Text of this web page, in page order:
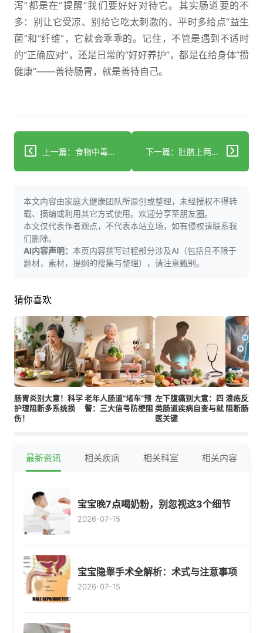
泻”都是在“提醒”我们要好好对待它。其实肠道要的不
多：别让它受凉、别给它吃太刺激的、平时多给点“益生
菌”和“纤维”，它就会乖乖的。记住，不管是遇到不适时
的“正确应对”，还是日常的“好好养护”，都是在给身体“攒
健康”——善待肠胃，就是善待自己。
上一篇：食物中毒犯恶心腹泻？科学应对助恢复 下一篇：肚脐上两肋中间胀痛？警惕十二指肠溃疡
本文内容由家庭大健康团队所原创或整理，未经授权不得转
载、摘编或利用其它方式使用。欢迎分享至朋友圈。
本文仅代表作者观点，不代表本站立场，如有侵权请联系我
们删除。
AI内容声明： 本页内容撰写过程部分涉及AI（包括且不限于
题材，素材，提纲的搜集与整理），请注意甄别。
猜你喜欢
肠胃炎别大意！科学
护理阻断多系统损
伤！
老年人肠道“堵车”预
警：三大信号防梗阻
左下腹痛别大意：四
类肠道疾病自查与就
医关键
溃疡反复
阻断肠黏
最新资讯 相关疾病 相关科室 相关内容
宝宝晚7点喝奶粉，别忽视这3个细节
2026-07-15
宝宝隐睾手术全解析：术式与注意事项
2026-07-15